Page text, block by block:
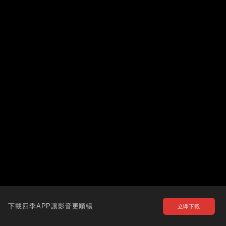
下載四季APP讓影音更順暢 立即下載